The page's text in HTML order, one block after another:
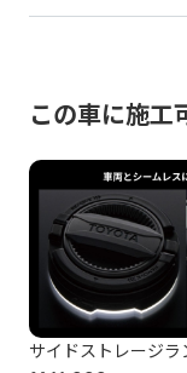
ら対応致します
脱着により装着
てしまう可能性が
どの作業品質の
お申込み後に、
キャンセル料がか
以上をご了承の上
ないためです。
ら対応致します
す。
非純正品アイテ
しまう可能性があ
非純正品をDIY等
例：灯火類・シート
保
この車に施工
サイドストレージラ